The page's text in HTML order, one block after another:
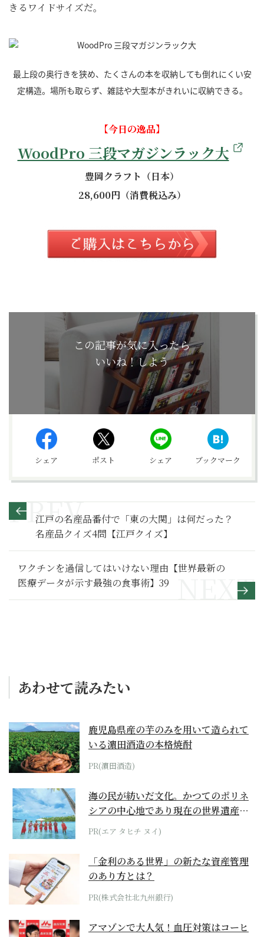
きるワイドサイズだ。
最上段の奥行きを狭め、たくさんの本を収納しても倒れにくい安
定構造。場所も取らず、雑誌や大型本がきれいに収納できる。
【今日の逸品】
WoodPro 三段マガジンラック大
豊岡クラフト（日本）
28,600円（消費税込み）
この記事が気に入ったら
いいね！しよう
シェア ポスト シェア ブックマーク
江戸の名産品番付で「東の大関」は何だった？
名産品クイズ4問【江戸クイズ】
ワクチンを過信してはいけない理由【世界最新の
医療データが示す最強の食事術】39
あわせて読みたい
鹿児島県産の芋のみを用いて造られて
いる濵田酒造の本格焼酎
PR(濵田酒造)
海の民が紡いだ文化。かつてのポリネ
シアの中心地であり現在の世界遺産か
らみえてくる...
PR(エア タヒチ ヌイ)
「金利のある世界」の新たな資産管理
のあり方とは？
PR(株式会社北九州銀行)
アマゾンで大人気！血圧対策はコーヒ